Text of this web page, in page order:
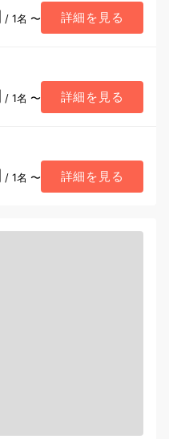
/ 1名 〜 詳細を見る
/ 1名 〜 詳細を見る
/ 1名 〜 詳細を見る